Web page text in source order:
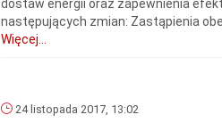
dostaw energii oraz zapewnienia
następujących zmian: Zastąpienia
Więcej...
24 listopada 2017, 13:02